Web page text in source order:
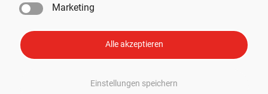
Marketing
Alle akzeptieren
Einstellungen speichern
Tesla Sommer-Update 2026: Alle Neuheiten und
Verbesserungen im Überblick